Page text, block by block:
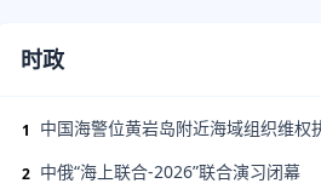
时政
1 中国海警位黄岩岛附近海域组织维权
2 中俄“海上联合-2026”联合演习闭幕